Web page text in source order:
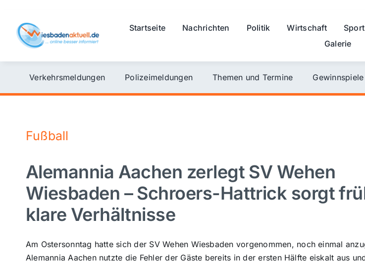
content
Startseite Nachrichten Politik Wirtschaft Sport
Galerie
Verkehrsmeldungen Polizeimeldungen Themen und Termine Gewinnspiele
Fußball
Alemannia Aachen zerlegt SV Wehen
Wiesbaden – Schroers-Hattrick sorgt
klare Verhältnisse
Am Ostersonntag hatte sich der SV Wehen Wiesbaden vorgenommen, noch einmal
Alemannia Aachen nutzte die Fehler der Gäste bereits in der ersten Hälfte eiskalt aus